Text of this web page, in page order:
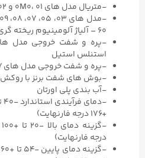
-متریال مدل های 0M0، ۰۱ و ۰۲ – آلیاژ روی ریخته گری ZL16
۶۰ – آلیاژ آلومینیوم ریخته گری
استنلس استیل
-پره و شفت خروجی مدل های ۰۷ تا ۶۰ – آهن SG روکش روی
-بوش های شفت برنز با روکش PTFE (بدون سرب)
-آب بندی پلی اورتان
+۱۷۶ درجه فارنهایت)
درجه فارنهایت)